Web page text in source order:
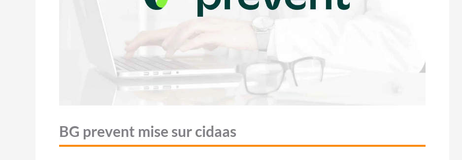
BG prevent mise sur cidaas